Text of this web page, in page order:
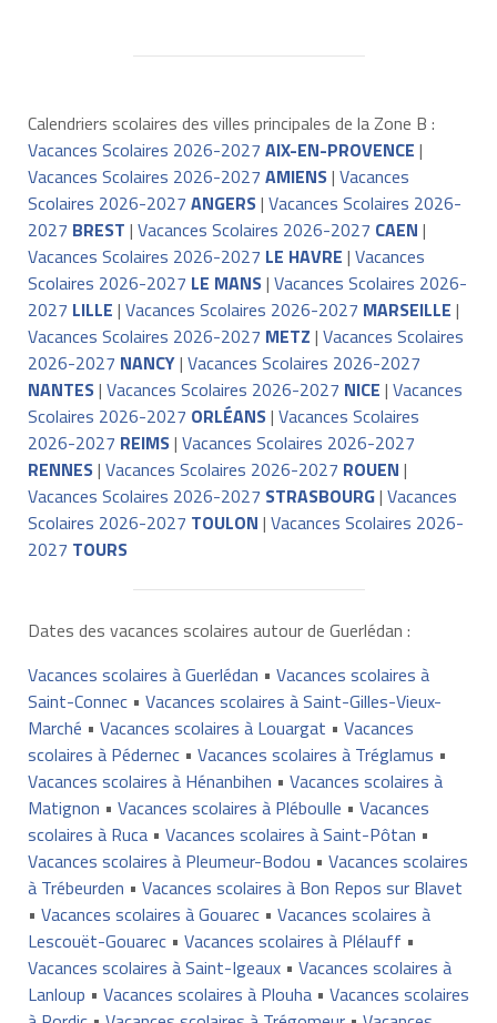
Calendriers scolaires des villes principales de la Zone B :
Vacances Scolaires 2026-2027 AIX-EN-PROVENCE |
Vacances Scolaires 2026-2027 AMIENS| Vacances
Scolaires 2026-2027 ANGERS| Vacances Scolaires 2026-
2027 BREST | Vacances Scolaires 2026-2027 CAEN |
Vacances Scolaires 2026-2027 LE HAVRE | Vacances
Scolaires 2026-2027 LE MANS| Vacances Scolaires 2026-
2027 LILLE | Vacances Scolaires 2026-2027 MARSEILLE |
Vacances Scolaires 2026-2027 METZ | Vacances Scolaires
2026-2027 NANCY| Vacances Scolaires 2026-2027
NANTES| Vacances Scolaires 2026-2027 NICE | Vacances
Scolaires 2026-2027 ORLÉANS| Vacances Scolaires
2026-2027 REIMS| Vacances Scolaires 2026-2027
RENNES| Vacances Scolaires 2026-2027 ROUEN |
Vacances Scolaires 2026-2027 STRASBOURG| Vacances
Scolaires 2026-2027 TOULON | Vacances Scolaires 2026-
2027 TOURS
Dates des vacances scolaires autour de Guerlédan :
Vacances scolaires à Guerlédan • Vacances scolaires à
Saint-Connec• Vacances scolaires à Saint-Gilles-Vieux-
Marché • Vacances scolaires à Louargat • Vacances
scolaires à Pédernec• Vacances scolaires à Tréglamus •
Vacances scolaires à Hénanbihen • Vacances scolaires à
Matignon • Vacances scolaires à Pléboulle • Vacances
scolaires à Ruca• Vacances scolaires à Saint-Pôtan •
Vacances scolaires à Pleumeur-Bodou • Vacances scolaires
à Trébeurden • Vacances scolaires à Bon Repos sur Blavet
• Vacances scolaires à Gouarec• Vacances scolaires à
Lescouët-Gouarec• Vacances scolaires à Plélauff •
Vacances scolaires à Saint-Igeaux• Vacances scolaires à
Lanloup • Vacances scolaires à Plouha• Vacances scolaires